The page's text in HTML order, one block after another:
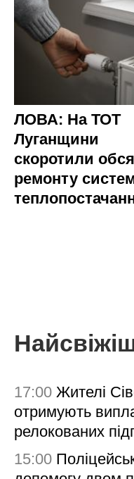
ЛОВА: На ТОТ
Луганщини
скоротили
ремонту
17:00 Жителі
отримують
релокованих
15:00